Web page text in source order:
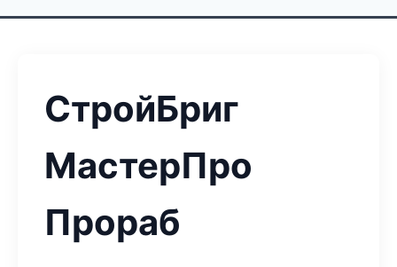
СтройБриг
МастерПро
Прораб